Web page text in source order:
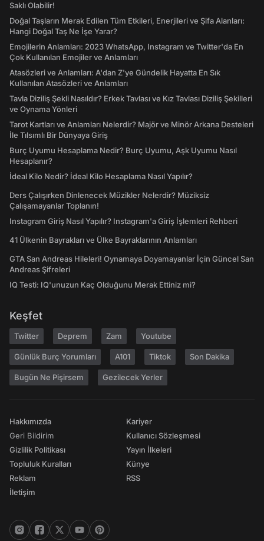
Saklı Olabilir!
Doğal Taşların Merak Edilen Tüm Etkileri, Enerjileri ve Şifa Alanları:
Hangi Doğal Taş Ne İşe Yarar?
Emojilerin Anlamları: 2023 WhatsApp, Instagram ve Twitter'da En
Çok Kullanılan Emojiler ve Anlamları
Atasözleri ve Anlamları: A'dan Z'ye Gündelik Hayatta En Sık
Kullanılan Atasözleri ve Anlamları
Tavla Diziliş Şekli Nasıldır? Erkek Tavlası ve Kız Tavlası Diziliş Şekilleri
ve Oynama Yönleri
Tarot Kartları ve Anlamları Nelerdir? Majör ve Minör Arkana Desteleri
İle Tılsımlı Bir Dünyaya Giriş
Burç Uyumu Hesaplama Nedir? Burç Uyumu, Aşk Uyumu Nasıl
Hesaplanır?
İdeal Kilo Nedir? İdeal Kilo Hesaplama Nasıl Yapılır?
Ders Çalışırken Dinlenecek Müzikler Nelerdir? Müziksiz
Çalışamayanlar Toplanın!
Instagram Giriş Nasıl Yapılır? Instagram'a Giriş İşlemleri Rehberi
41 Ülkenin Bayrakları ve Ülke Bayraklarının Anlamları
GTA San Andreas Hileleri! Oynamaya Doyamayanlar İçin Güncel San
Andreas Şifreleri
IQ Testi: IQ'unuzun Kaç Olduğunu Merak Ettiniz mi?
Keşfet
Twitter Deprem Zam Youtube
Günlük Burç Yorumları A101 Tiktok Son Dakika
Bugün Ne Pişirsem Gezilecek Yerler
Hakkımızda
Geri Bildirim
Gizlilik Politikası
Topluluk Kuralları
Reklam
İletişim
Kariyer
Kullanıcı Sözleşmesi
Yayın İlkeleri
Künye
RSS